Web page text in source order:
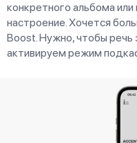
конкретного альбома
настроение. Хочется
Boost. Нужно, чтобы речь
активируем режим